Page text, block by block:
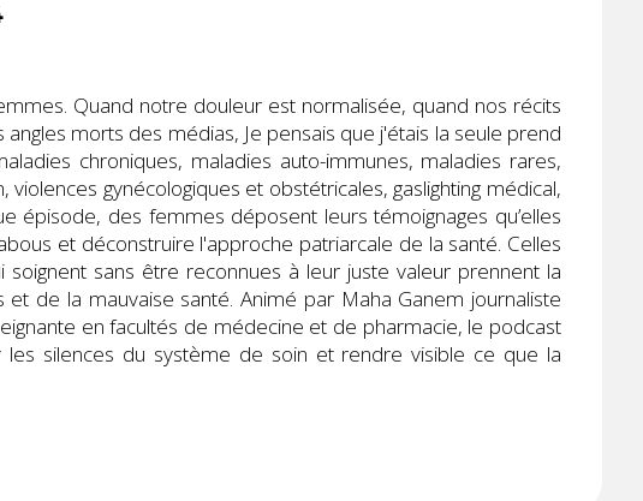
Quand notre douleur est normalisée, quand nos récits
morts des médias, Je pensais que j'étais la seule prend
chroniques, maladies auto-immunes, maladies rares,
gynécologiques et obstétricales, gaslighting médical,
épisode, des femmes déposent leurs témoignages qu’elles
et déconstruire l'approche patriarcale de la santé. Celles
sans être reconnues à leur juste valeur prennent la
de la mauvaise santé. Animé par Maha Ganem journaliste
en facultés de médecine et de pharmacie, le podcast
silences du système de soin et rendre visible ce que la